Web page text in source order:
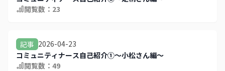
閲覧数： 23
記事 2026-04-23
コミュニティナース自己紹介①～小松さん編～
閲覧数： 49